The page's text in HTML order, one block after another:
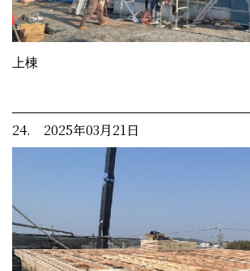
上棟
24. 2025年03月21日